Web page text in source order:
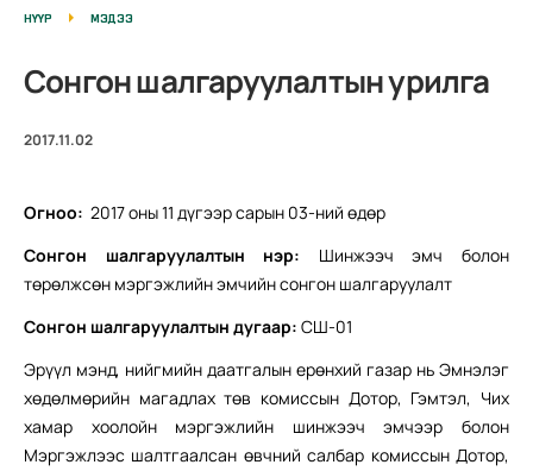
НҮҮР МЭДЭЭ
Сонгон шалгаруулалтын урилга
2017.11.02
Огноо: 2017 оны 11 дүгээр сарын 03-ний өдөр
Сонгон шалгаруулалтын нэр: Шинжээч эмч болон
төрөлжсөн мэргэжлийн эмчийн сонгон шалгаруулалт
Сонгон шалгаруулалтын дугаар: СШ-01
Эрүүл мэнд, нийгмийн даатгалын ерөнхий газар нь Эмнэлэг
хөдөлмөрийн магадлах төв комиссын Дотор, Гэмтэл, Чих
хамар хоолойн мэргэжлийн шинжээч эмчээр болон
Мэргэжлээс шалтгаалсан өвчний салбар комиссын Дотор,